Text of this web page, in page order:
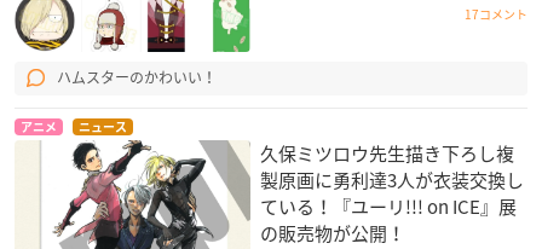
17コメント
ハムスターのかわいい！
アニメ ニュース
久保ミツロウ先生描き下ろし複
製原画に勇利達3人が衣装交換し
ている！『ユーリ!!! on ICE』展
の販売物が公開！